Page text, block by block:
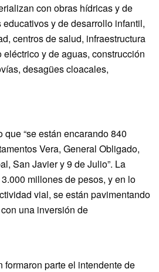
con obras hídricas y de
y de desarrollo infantil,
centros de salud, infraestructura
y de aguas, construcción
desagües cloacales,
“se están encarando 840
Vera, General Obligado,
San Javier y 9 de Julio”. La
millones de pesos, y en lo
vial, se están pavimentando
una inversión de
formaron parte el intendente de